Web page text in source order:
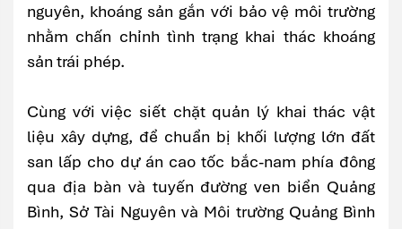
nguyên, khoáng sản gắn với bảo vệ môi trường
nhằm chấn chỉnh tình trạng khai thác khoáng
sản trái phép.
Cùng với việc siết chặt quản lý khai thác vật
liệu xây dựng, để chuẩn bị khối lượng lớn đất
san lấp cho dự án cao tốc bắc-nam phía đông
qua địa bàn và tuyến đường ven biển Quảng
Bình, Sở Tài Nguyên và Môi trường Quảng Bình